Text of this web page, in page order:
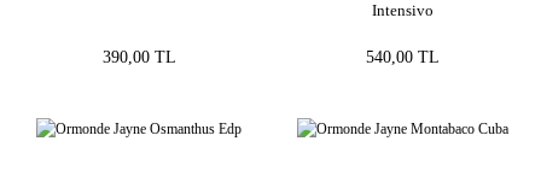
390,00 TL
Intensivo
540,00 TL